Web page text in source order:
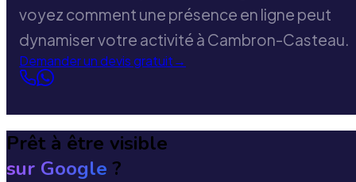
voyez comment une présence en ligne peut
dynamiser votre activité à Cambron-Casteau.
Demander un devis gratuit→
Prêt à être visible
sur Google ?